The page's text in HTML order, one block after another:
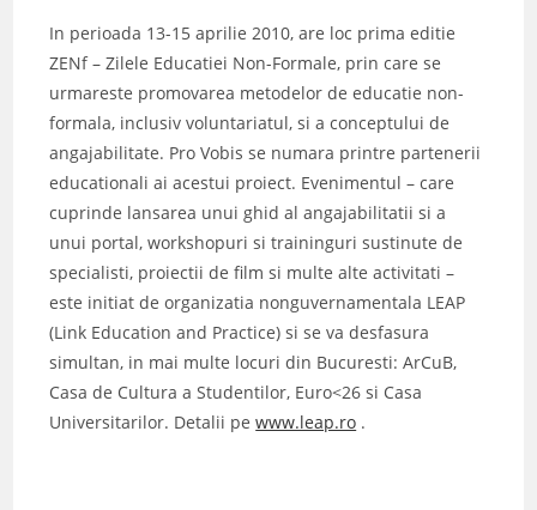
In perioada 13-15 aprilie 2010, are loc prima editie
ZENf – Zilele Educatiei Non-Formale, prin care se
urmareste promovarea metodelor de educatie non-
formala, inclusiv voluntariatul, si a conceptului de
angajabilitate. Pro Vobis se numara printre partenerii
educationali ai acestui proiect. Evenimentul – care
cuprinde lansarea unui ghid al angajabilitatii si a
unui portal, workshopuri si traininguri sustinute de
specialisti, proiectii de film si multe alte activitati –
este initiat de organizatia nonguvernamentala LEAP
(Link Education and Practice) si se va desfasura
simultan, in mai multe locuri din Bucuresti: ArCuB,
Casa de Cultura a Studentilor, Euro<26 si Casa
Universitarilor. Detalii pewww.leap.ro .